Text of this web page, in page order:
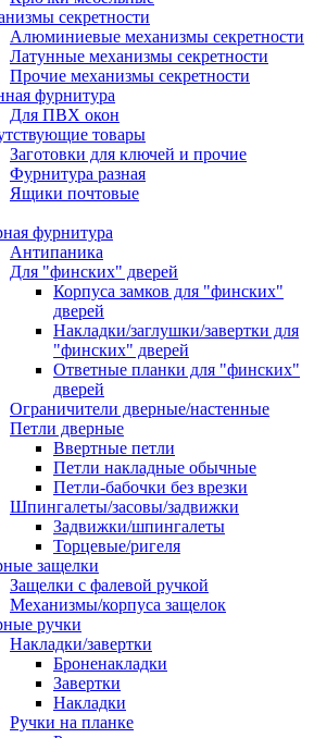
секретности
Алюминиевые механизмы секретности
Латунные механизмы секретности
Прочие механизмы секретности
фурнитура
Для ПВХ окон
товары
Заготовки для ключей и прочие
Фурнитура разная
Ящики почтовые
фурнитура
Антипаника
Для "финских" дверей
Корпуса замков для "финских"
дверей
Накладки/заглушки/завертки для
"финских" дверей
Ответные планки для "финских"
дверей
Ограничители дверные/настенные
Петли дверные
Ввертные петли
Петли накладные обычные
Петли-бабочки без врезки
Шпингалеты/засовы/задвижки
Задвижки/шпингалеты
Торцевые/ригеля
защелки
Защелки с фалевой ручкой
Механизмы/корпуса защелок
ручки
Накладки/завертки
Броненакладки
Завертки
Накладки
Ручки на планке